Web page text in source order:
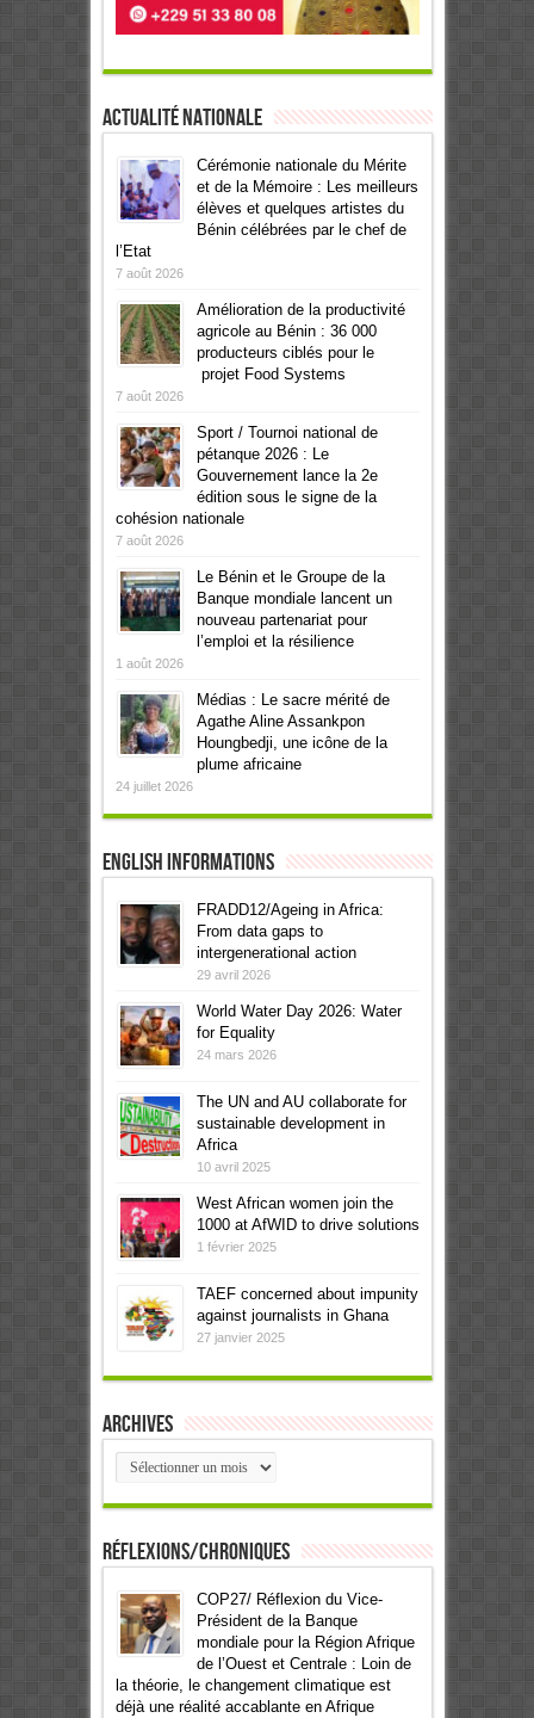
Actualité Nationale
Cérémonie nationale du Mérite
et de la Mémoire : Les meilleurs
élèves et quelques artistes du
Bénin célébrées par le chef de
l’Etat
7 août 2026
Amélioration de la productivité
agricole au Bénin : 36 000
producteurs ciblés pour le
projet Food Systems
7 août 2026
Sport / Tournoi national de
pétanque 2026 : Le
Gouvernement lance la 2e
édition sous le signe de la
cohésion nationale
7 août 2026
Le Bénin et le Groupe de la
Banque mondiale lancent un
nouveau partenariat pour
l’emploi et la résilience
1 août 2026
Médias : Le sacre mérité de
Agathe Aline Assankpon
Houngbedji, une icône de la
plume africaine
24 juillet 2026
English informations
FRADD12/Ageing in Africa:
From data gaps to
intergenerational action
29 avril 2026
World Water Day 2026: Water
for Equality
24 mars 2026
The UN and AU collaborate for
sustainable development in
Africa
10 avril 2025
West African women join the
1000 at AfWID to drive solutions
1 février 2025
TAEF concerned about impunity
against journalists in Ghana
27 janvier 2025
Archives
Archives
Réflexions/Chroniques
COP27/ Réflexion du Vice-
Président de la Banque
mondiale pour la Région Afrique
de l’Ouest et Centrale : Loin de
la théorie, le changement climatique est
déjà une réalité accablante en Afrique